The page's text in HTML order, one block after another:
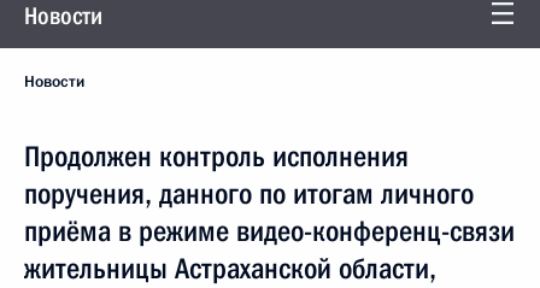
Новости
Новости
Продолжен контроль исполнения
поручения, данного по итогам личного
приёма в режиме видео-конференц-связи
жительницы Астраханской области,